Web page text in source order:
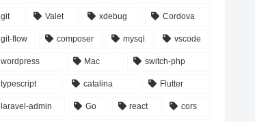
git Valet xdebug Cordova
git-flow composer mysql vscode
wordpress Mac switch-php
typescript catalina Flutter
laravel-admin Go react cors